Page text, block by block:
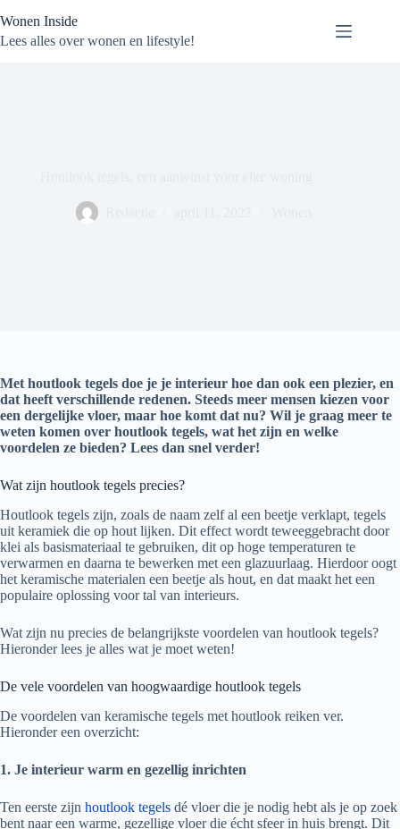
naar
de
Wonen Inside
Lees alles over wonen en lifestyle!
Met houtlook tegels doe je je interieur hoe dan ook een plezier, en
dat heeft verschillende redenen. Steeds meer mensen kiezen voor
een dergelijke vloer, maar hoe komt dat nu? Wil je graag meer te
weten komen over houtlook tegels, wat het zijn en welke
voordelen ze bieden? Lees dan snel verder!
Wat zijn houtlook tegels precies?
Houtlook tegels zijn, zoals de naam zelf al een beetje verklapt, tegels
uit keramiek die op hout lijken. Dit effect wordt teweeggebracht door
klei als basismateriaal te gebruiken, dit op hoge temperaturen te
verwarmen en daarna te bewerken met een glazuurlaag. Hierdoor oogt
het keramische materialen een beetje als hout, en dat maakt het een
populaire oplossing voor tal van interieurs.
Wat zijn nu precies de belangrijkste voordelen van houtlook tegels?
Hieronder lees je alles wat je moet weten!
De vele voordelen van hoogwaardige houtlook tegels
De voordelen van keramische tegels met houtlook reiken ver.
Hieronder een overzicht:
1. Je interieur warm en gezellig inrichten
Ten eerste zijn houtlook tegels dé vloer die je nodig hebt als je op zoek
bent naar een warme, gezellige vloer die écht sfeer in huis brengt. Dit